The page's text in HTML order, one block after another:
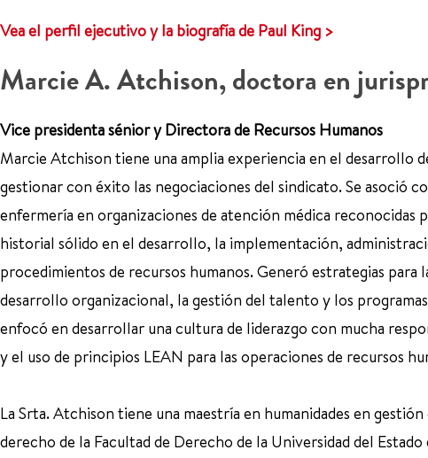
Vea el perfil ejecutivo y la biografía de Paul King >
Marcie A. Atchison, doctora en
Vice presidenta sénior y Directora de Recursos Humanos
Marcie Atchison tiene una amplia experiencia en el desarrollo
gestionar con éxito las negociaciones del sindicato. Se asoció
enfermería en organizaciones de atención médica
historial sólido en el desarrollo, la implementación,
procedimientos de recursos humanos. Generó estrategias para
desarrollo organizacional, la gestión del talento y los
enfocó en desarrollar una cultura de liderazgo con mucha
y el uso de principios LEAN para las operaciones de recursos
La Srta. Atchison tiene una maestría en humanidades en
derecho de la Facultad de Derecho de la Universidad del